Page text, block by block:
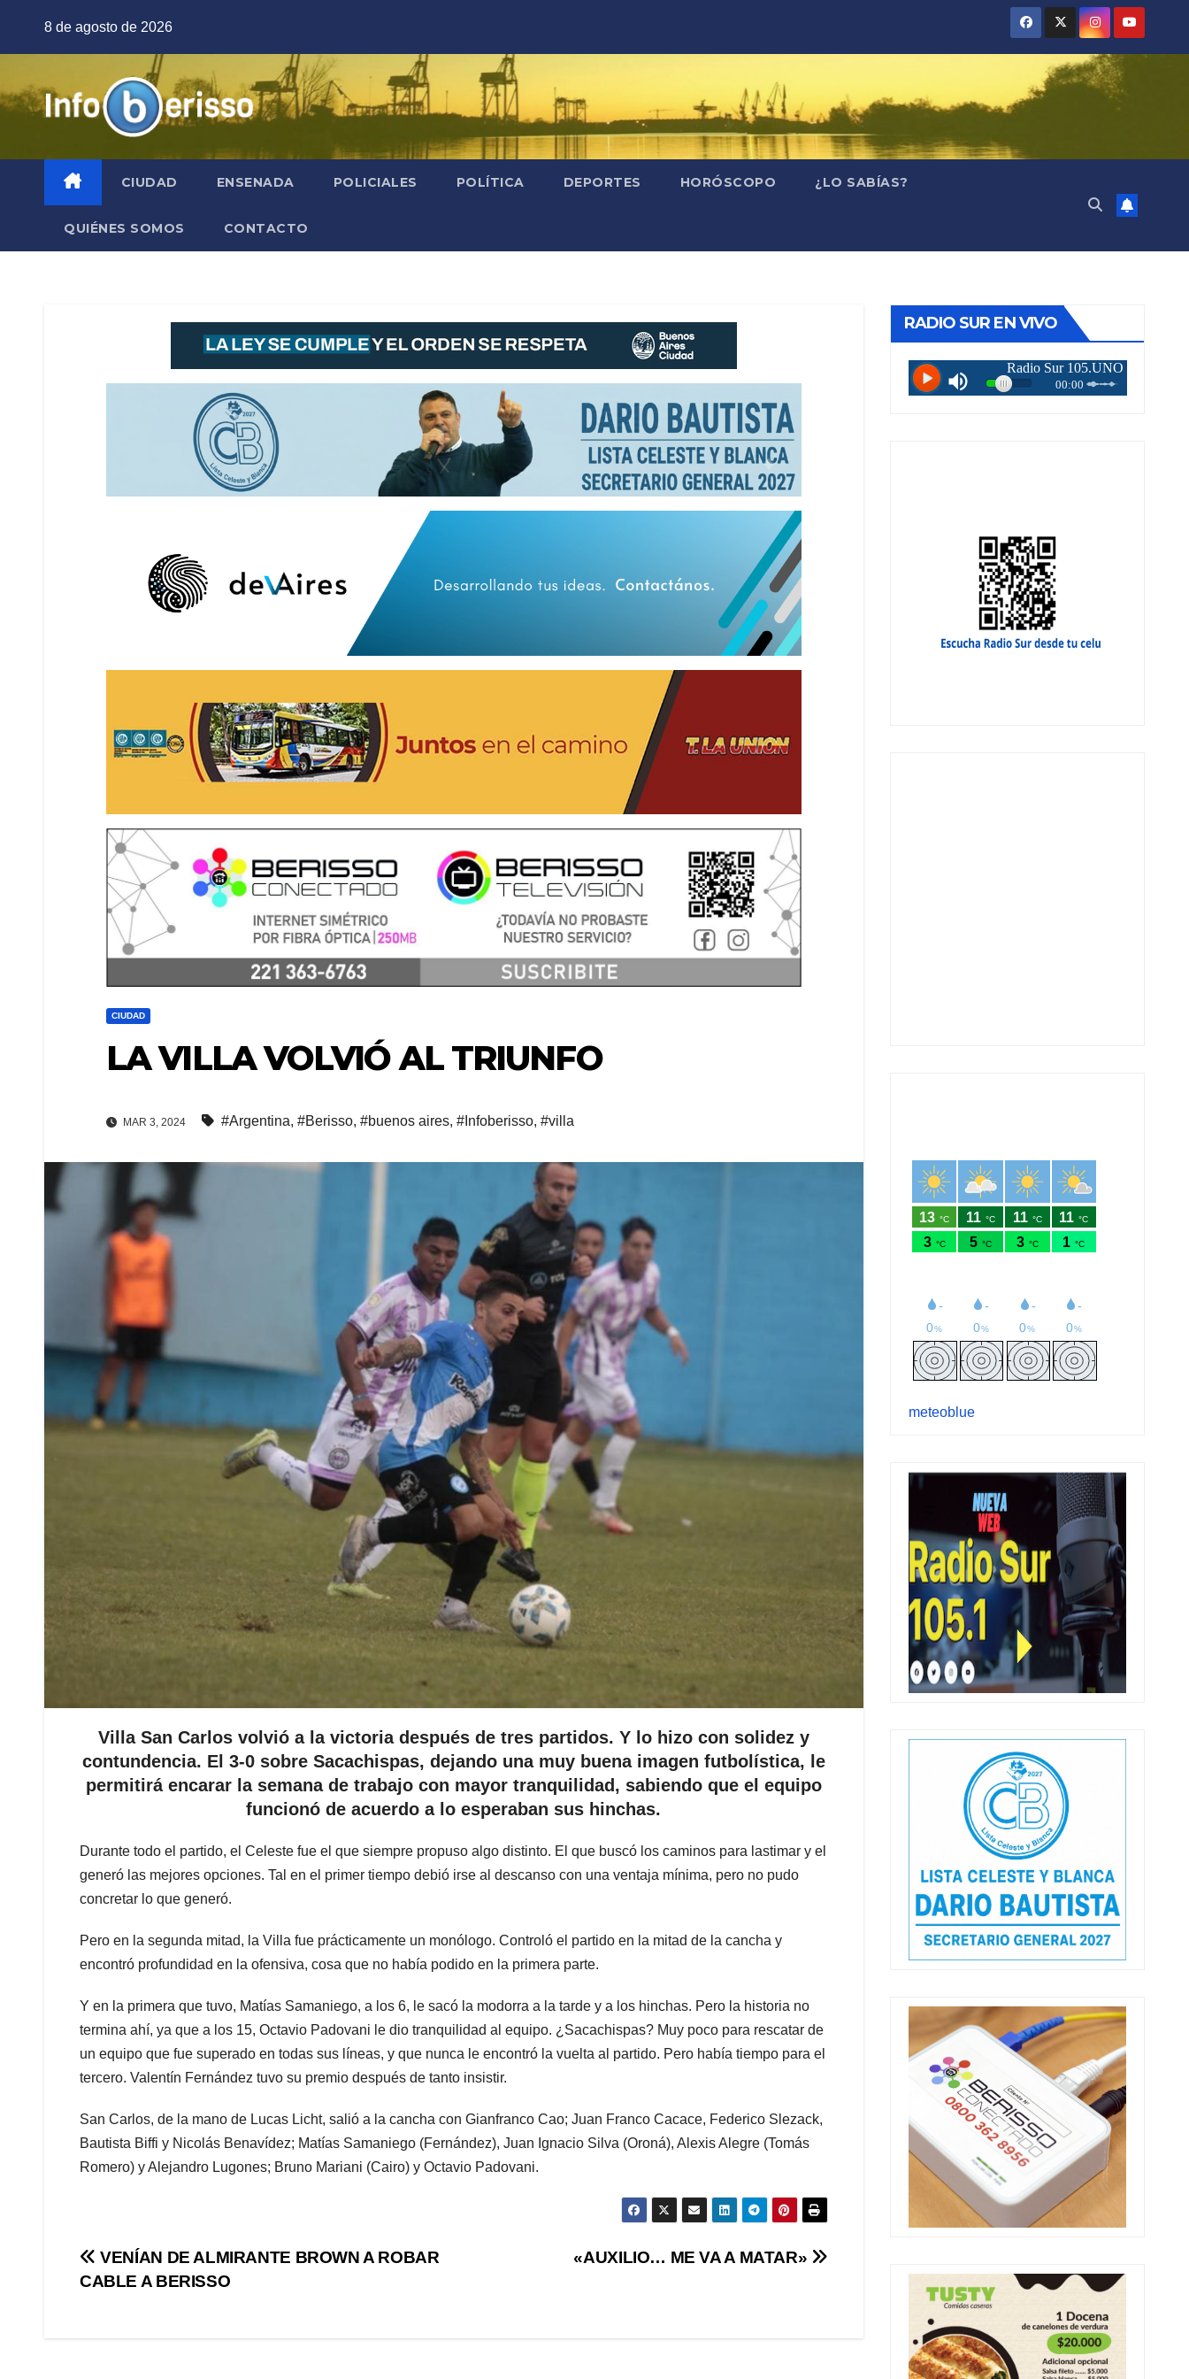
8 de agosto de 2026
CIUDAD ENSENADA POLICIALES POLÍTICA DEPORTES HORÓSCOPO ¿LO SABÍAS?
QUIÉNES SOMOS CONTACTO
CIUDAD
LA VILLA VOLVIÓ AL TRIUNFO
MAR 3, 2024 #Argentina, #Berisso, #buenos aires, #Infoberisso, #villa
Villa San Carlos volvió a la victoria después de tres partidos. Y lo hizo con solidez y
contundencia. El 3-0 sobre Sacachispas, dejando una muy buena imagen futbolística, le
permitirá encarar la semana de trabajo con mayor tranquilidad, sabiendo que el equipo
funcionó de acuerdo a lo esperaban sus hinchas.
Durante todo el partido, el Celeste fue el que siempre propuso algo distinto. El que buscó los caminos para lastimar y el
generó las mejores opciones. Tal en el primer tiempo debió irse al descanso con una ventaja mínima, pero no pudo
concretar lo que generó.
Pero en la segunda mitad, la Villa fue prácticamente un monólogo. Controló el partido en la mitad de la cancha y
encontró profundidad en la ofensiva, cosa que no había podido en la primera parte.
Y en la primera que tuvo, Matías Samaniego, a los 6, le sacó la modorra a la tarde y a los hinchas. Pero la historia no
termina ahí, ya que a los 15, Octavio Padovani le dio tranquilidad al equipo. ¿Sacachispas? Muy poco para rescatar de
un equipo que fue superado en todas sus líneas, y que nunca le encontró la vuelta al partido. Pero había tiempo para el
tercero. Valentín Fernández tuvo su premio después de tanto insistir.
San Carlos, de la mano de Lucas Licht, salió a la cancha con Gianfranco Cao; Juan Franco Cacace, Federico Slezack,
Bautista Biffi y Nicolás Benavídez; Matías Samaniego (Fernández), Juan Ignacio Silva (Oroná), Alexis Alegre (Tomás
Romero) y Alejandro Lugones; Bruno Mariani (Cairo) y Octavio Padovani.
Navegación
«AUXILIO… ME VA A MATAR»
VENÍAN DE ALMIRANTE BROWN A ROBAR
CABLE A BERISSO
RADIO SUR EN VIVO
meteoblue